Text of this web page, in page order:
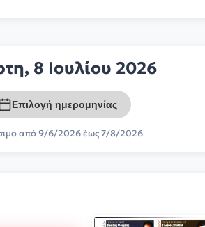
8 Ιουλίου 2026
Επιλογή ημερομηνίας
από 9/6/2026 έως 7/8/2026